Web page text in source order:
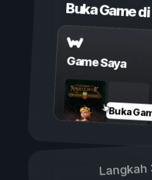
Buka Game
Game Saya
Buka
Langkah